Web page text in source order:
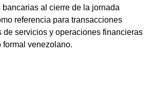
al cierre de la jornada
referencia para transacciones
de servicios y operaciones financieras
formal venezolano.